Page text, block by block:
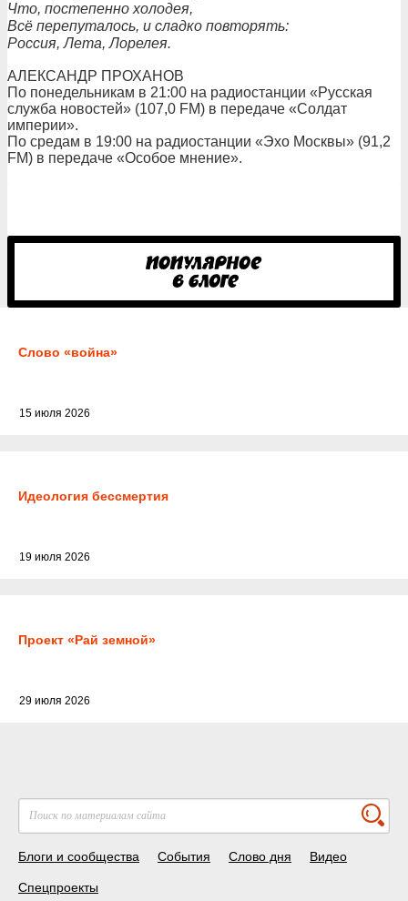
Что, постепенно холодея,
Всё перепуталось, и сладко повторять:
Россия, Лета, Лорелея.
АЛЕКСАНДР ПРОХАНОВ
По понедельникам в 21:00 на радиостанции «Русская
служба новостей» (107,0 FM) в передаче «Солдат
империи».
По средам в 19:00 на радиостанции «Эхо Москвы» (91,2
FM) в передаче «Особое мнение».
Слово «война»
15 июля 2026
Идеология бессмертия
19 июля 2026
Проект «Рай земной»
29 июля 2026
Блоги и сообщества События Слово дня Видео
Спецпроекты